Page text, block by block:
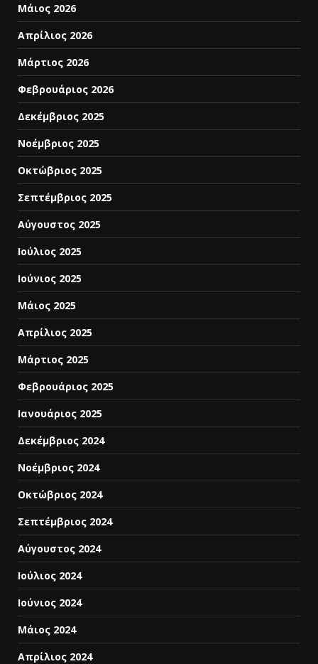
Μάιος 2026
Απρίλιος 2026
Μάρτιος 2026
Φεβρουάριος 2026
Δεκέμβριος 2025
Νοέμβριος 2025
Οκτώβριος 2025
Σεπτέμβριος 2025
Αύγουστος 2025
Ιούλιος 2025
Ιούνιος 2025
Μάιος 2025
Απρίλιος 2025
Μάρτιος 2025
Φεβρουάριος 2025
Ιανουάριος 2025
Δεκέμβριος 2024
Νοέμβριος 2024
Οκτώβριος 2024
Σεπτέμβριος 2024
Αύγουστος 2024
Ιούλιος 2024
Ιούνιος 2024
Μάιος 2024
Απρίλιος 2024